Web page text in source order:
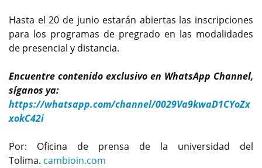
Hasta el 20 de junio estarán abiertas las inscripciones
para los programas de pregrado en las modalidades
de presencial y distancia.
Encuentre contenido exclusivo en WhatsApp Channel,
síganos ya:
https://whatsapp.com/channel/0029Va9kwaD1CYoZx
xokC42i
Por: Oficina de prensa de la universidad del
Tolima. cambioin.com